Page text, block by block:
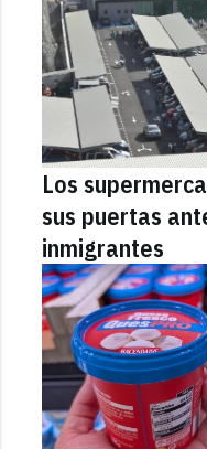
Los
sus puertas
inmigrantes